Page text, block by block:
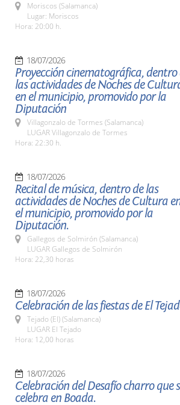
Moriscos (Salamanca)
Lugar: Moriscos
Hora: 20:00 h.
18/07/2026
Proyección cinematográfica, dentro
las actividades de Noches de
en el municipio, promovido por la
Diputación
Villagonzalo de Tormes (Salamanca)
LUGAR Villagonzalo de Tormes
Hora: 22:30 h.
18/07/2026
Recital de música, dentro de las
actividades de Noches de Cultura
el municipio, promovido por la
Diputación.
Gallegos de Solmirón (Salamanca)
LUGAR Gallegos de Solmirón
Hora: 22,30 horas
18/07/2026
Celebración de las fiestas de El
Tejado (El) (Salamanca)
LUGAR El Tejado
Hora: 12,00 horas
18/07/2026
Celebración del Desafío charro que
celebra en Boada.